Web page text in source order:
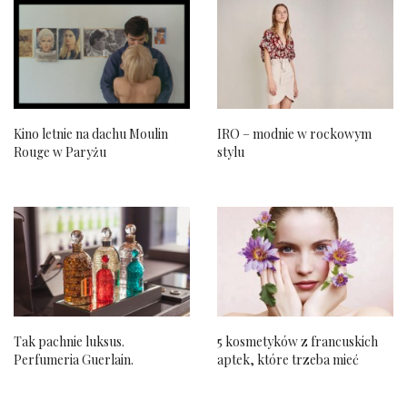
Kino letnie na dachu Moulin
Rouge w Paryżu
IRO – modnie w rockowym
stylu
Tak pachnie luksus.
Perfumeria Guerlain.
5 kosmetyków z francuskich
aptek, które trzeba mieć